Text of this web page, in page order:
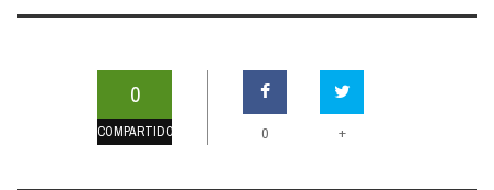
0
COMPARTIDOS 0 +